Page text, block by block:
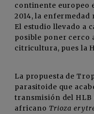
continente europeo
2014, la enfermedad
El estudio llevado a
posible poner cerco
citricultura, pues la
La propuesta de
parasitoide que
transmisión del HLB
africano Trioza